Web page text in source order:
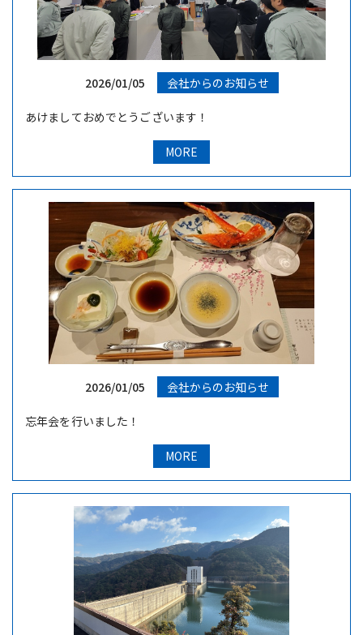
2026/01/05 会社からのお知らせ
あけましておめでとうございます！
MORE
2026/01/05 会社からのお知らせ
忘年会を行いました！
MORE